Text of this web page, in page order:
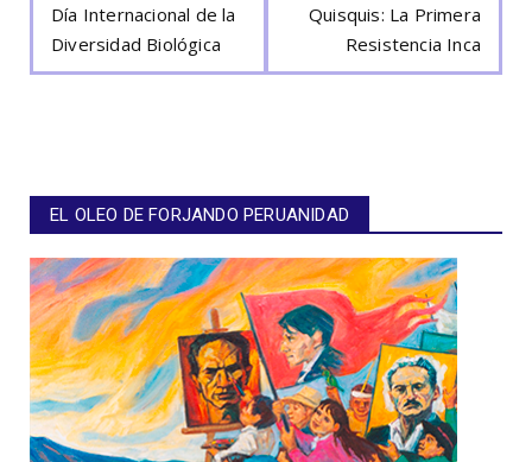
Día Internacional de la
Diversidad Biológica
Quisquis: La Primera
Resistencia Inca
EL OLEO DE FORJANDO PERUANIDAD